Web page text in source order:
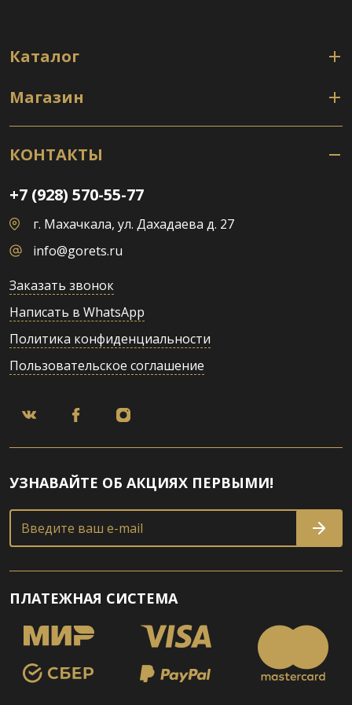
Каталог
Магазин
КОНТАКТЫ
+7 (928) 570-55-77
г. Махачкала, ул. Дахадаева д. 27
info@gorets.ru
Заказать звонок
Написать в WhatsApp
Политика конфиденциальности
Пользовательское соглашение
УЗНАВАЙТЕ ОБ АКЦИЯХ ПЕРВЫМИ!
Введите ваш e-mail
ПЛАТЕЖНАЯ СИСТЕМА